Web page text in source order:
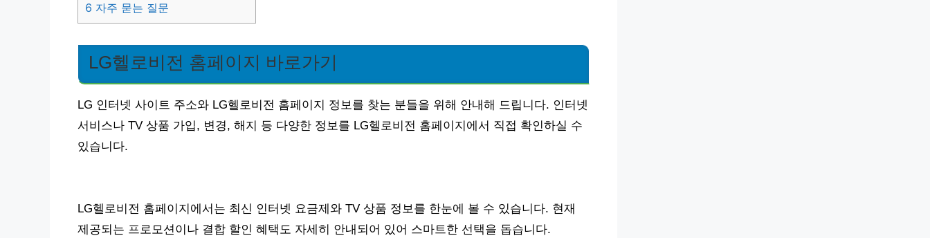
6 자주 묻는 질문
LG헬로비전 홈페이지 바로가기
LG 인터넷 사이트 주소와 LG헬로비전 홈페이지 정보를 찾는 분들을 위해 안내해 드립니다. 인터넷
서비스나 TV 상품 가입, 변경, 해지 등 다양한 정보를 LG헬로비전 홈페이지에서 직접 확인하실 수
있습니다.
LG헬로비전 홈페이지에서는 최신 인터넷 요금제와 TV 상품 정보를 한눈에 볼 수 있습니다. 현재
제공되는 프로모션이나 결합 할인 혜택도 자세히 안내되어 있어 스마트한 선택을 돕습니다.